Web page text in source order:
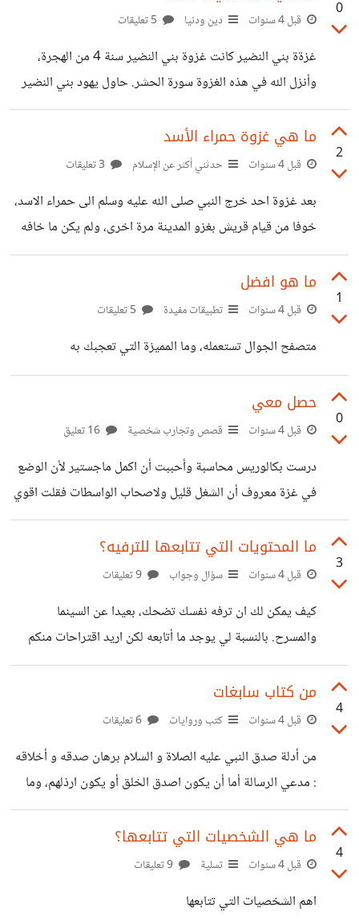
0
قبل 4 سنوات دين ودنيا
غزةة بني النضير كانت غزوة بني النضير سنة 4 من الهجرة،
وأنزل الله في هذه الغزوة سورة الحشر. حاول يهود بني النضير
قتل النبي صلى الله عليه وسلم ونقضوا المعاهدة، فأمرهم
بالخروج من المدينة فجاءهم ابن سلول يقول لهم لا تخرجوا وانه
سيقاتل معهم هو ومن معه، فأرسل رئيسهم حيي بن اخطب للنبي
لك. قال تعالى ( أَلَمْ تَرَ إِلَى الَّذِينَ نَافَقُوا يَقُولُونَ لِإِخْوَانِهِمُ الَّذِينَ
كَفَرُوا مِنْ
2
ما هي غزوة حمراء الأسد
قبل 4 سنوات حدثني أكثر عن الإسلام
بعد غزوة احد خرج النبي صلى الله عليه وسلم الى حمراء الاسد،
خوفا من قيام قريش بغزو المدينة مرة اخرى، ولم يكن ما خافه
إلا حقا فقد تلاوموا فيما بينهم في هذا الامر وهناك أقبل معبد بن
أبي معبد الخزاعي إلى رسول الله صلى الله عليه وسلم فأسلم،
فأمره النبي ان يذهب الى ابي سفيان ويخذله فذهب ولم يكن
شن عليه حرب أعصاب دعائية عنيفة-: محمد، قد خرج
1
ما هو افضل
قبل 4 سنوات تطبيقات مفيدة
متصفح الجوال تستعمله، وما المميزة التي تعجبك به
0
حصل معي
قبل 4 سنوات قصص وتجارب شخصية
درست بكالوريس محاسبة وأحببت أن اكمل ماجستير لأن الوضع
في غزة معروف أن الشغل قليل ولاصحاب الواسطات فقلت اقوي
نفسي لأجد فرصة العمل لكن تطلع لي ناس متطلعين لنا، وخربوا
عليا في الدراسة وما أكملت. والان ربنا عوضني و ادرس تخصص
الشريعة والآن تخصصت فقه الحمد لله.
3
ما المحتويات التي تتابعها للترفيه؟
قبل 4 سنوات سؤال وجواب
كيف يمكن لك ان ترفه نفسك تضحك، بعيدا عن السينما
والمسرح. بالنسبة لي يوجد ما أتابعه لكن اريد اقتراحات منكم
ومتابعاتكم
4
من كتاب سابغات
قبل 4 سنوات كتب وروايات
من أدلة صدق النبي عليه الصلاة و السلام برهان صدقه و أخلاقه
: مدعي الرسالة أما أن يكون اصدق الخلق أو يكون ارذلهم، وما
من أحد من الكذابين الا و ظهر عليه من الجهل والكذب و الفجور
ما ظهر. برهان القرآن الكريم، برهان كمال التشريعات والاداب،
برهان المعجزات الحسية، اخبار النبوءات الصادقة المبشرة به.
4
ما هي الشخصيات التي تتابعها؟
قبل 4 سنوات تسلية
اهم الشخصيات التي تتابعها